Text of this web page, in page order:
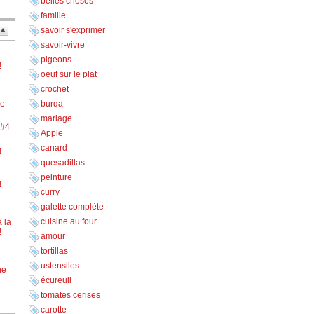
la
famille
savoir s'exprimer
savoir-vivre
pigeons
oeuf sur le plat
crochet
burqa
mariage
Apple
canard
quesadillas
peinture
curry
galette complète
cuisine au four
amour
tortillas
ustensiles
écureuil
tomates cerises
carotte